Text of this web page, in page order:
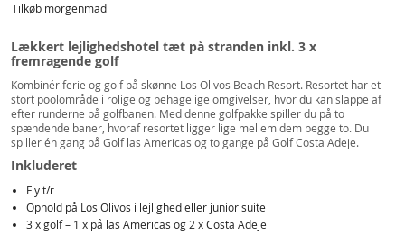
Tilkøb morgenmad
Lækkert lejlighedshotel tæt på stranden inkl. 3 x
fremragende golf
Kombinér ferie og golf på skønne Los Olivos Beach Resort. Resortet har et
stort poolområde i rolige og behagelige omgivelser, hvor du kan slappe af
efter runderne på golfbanen. Med denne golfpakke spiller du på to
spændende baner, hvoraf resortet ligger lige mellem dem begge to. Du
spiller én gang på Golf las Americas og to gange på Golf Costa Adeje.
Inkluderet
Fly t/r
Ophold på Los Olivos i lejlighed eller junior suite
3 x golf – 1 x på las Americas og 2 x Costa Adeje